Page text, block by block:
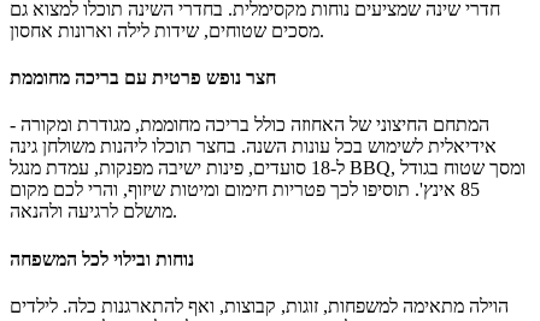
חדרי שינה שמציעים נוחות מקסימלית. בחדרי השינה תוכלו למצוא גם
מסכים שטוחים, שידות לילה וארונות אחסון.
חצר נופש פרטית עם בריכה מחוממת
המתחם החיצוני של האחוזה כולל בריכה מחוממת, מגודרת ומקורה -
אידיאלית לשימוש בכל עונות השנה. בחצר תוכלו ליהנות משולחן גינה
ל-18 סועדים, פינות ישיבה מפנקות, עמדת מנגל BBQ, ומסך שטוח בגודל
85 אינץ'. תוסיפו לכך פטריות חימום ומיטות שיזוף, והרי לכם מקום
מושלם לרגיעה ולהנאה.
נוחות ובילוי לכל המשפחה
הוילה מתאימה למשפחות, זוגות, קבוצות, ואף להתארגנות כלה. לילדים